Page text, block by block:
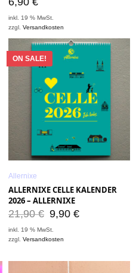
inkl. 19 % MwSt.
zzgl.Versandkosten
ON SALE!
Allernixe
ALLERNIXE CELLE KALENDER
2026 – ALLERNIXE
21,90€ 9,90 €
inkl. 19 % MwSt.
zzgl.Versandkosten